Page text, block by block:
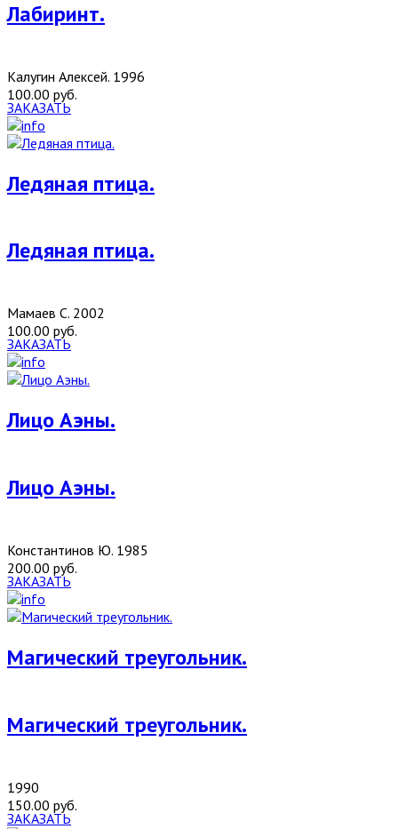
Лабиринт.
Калугин Алексей. 1996
100.00 руб.
ЗАКАЗАТЬ
Ледяная птица.
Ледяная птица.
Мамаев С. 2002
100.00 руб.
ЗАКАЗАТЬ
Лицо Аэны.
Лицо Аэны.
Константинов Ю. 1985
200.00 руб.
ЗАКАЗАТЬ
Магический треугольник.
Магический треугольник.
1990
150.00 руб.
ЗАКАЗАТЬ